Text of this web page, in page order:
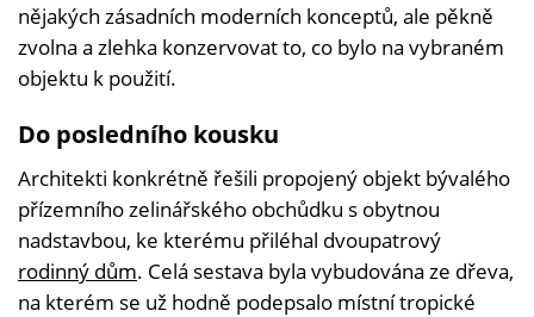
nějakých zásadních moderních konceptů, ale pěkně
zvolna a zlehka konzervovat to, co bylo na vybraném
objektu k použití.
Do posledního kousku
Architekti konkrétně řešili propojený objekt bývalého
přízemního zelinářského obchůdku s obytnou
nadstavbou, ke kterému přiléhal dvoupatrový
rodinný dům. Celá sestava byla vybudována ze dřeva,
na kterém se už hodně podepsalo místní tropické